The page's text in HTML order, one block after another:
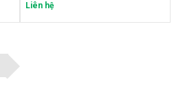
Liên hệ